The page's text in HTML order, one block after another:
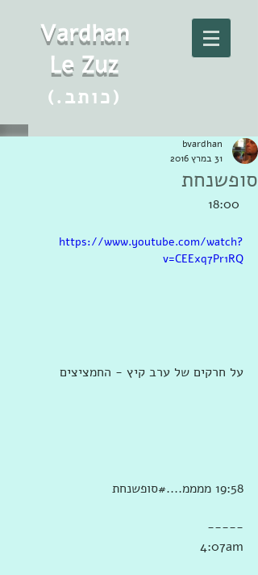
Vardhan
Le Zuz
(.כותב)
סופשנחת
bvardhan
31 במרץ 2016
18:00
https://www.youtube.com/watch?
v=CEExq7Pr1RQ
על חרקים של ערב קיץ - החמציצים
19:58 ממממ....‫#‏סופשנחת‬
-----
4:07am